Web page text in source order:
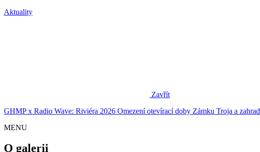
Aktuality
Zavřít
GHMP x Radio Wave: Riviéra 2026 Omezení otevírací doby Zámku Troja a zahrad
MENU
O galerii